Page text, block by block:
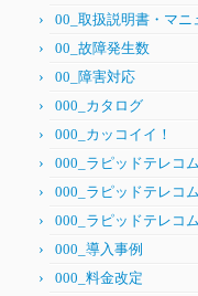
00_取扱説明書・マニ
00_故障発生数
00_障害対応
000_カタログ
000_カッコイイ！
000_ラピッドテレコ
000_ラピッドテレコ
000_ラピッドテレコ
000_導入事例
000_料金改定